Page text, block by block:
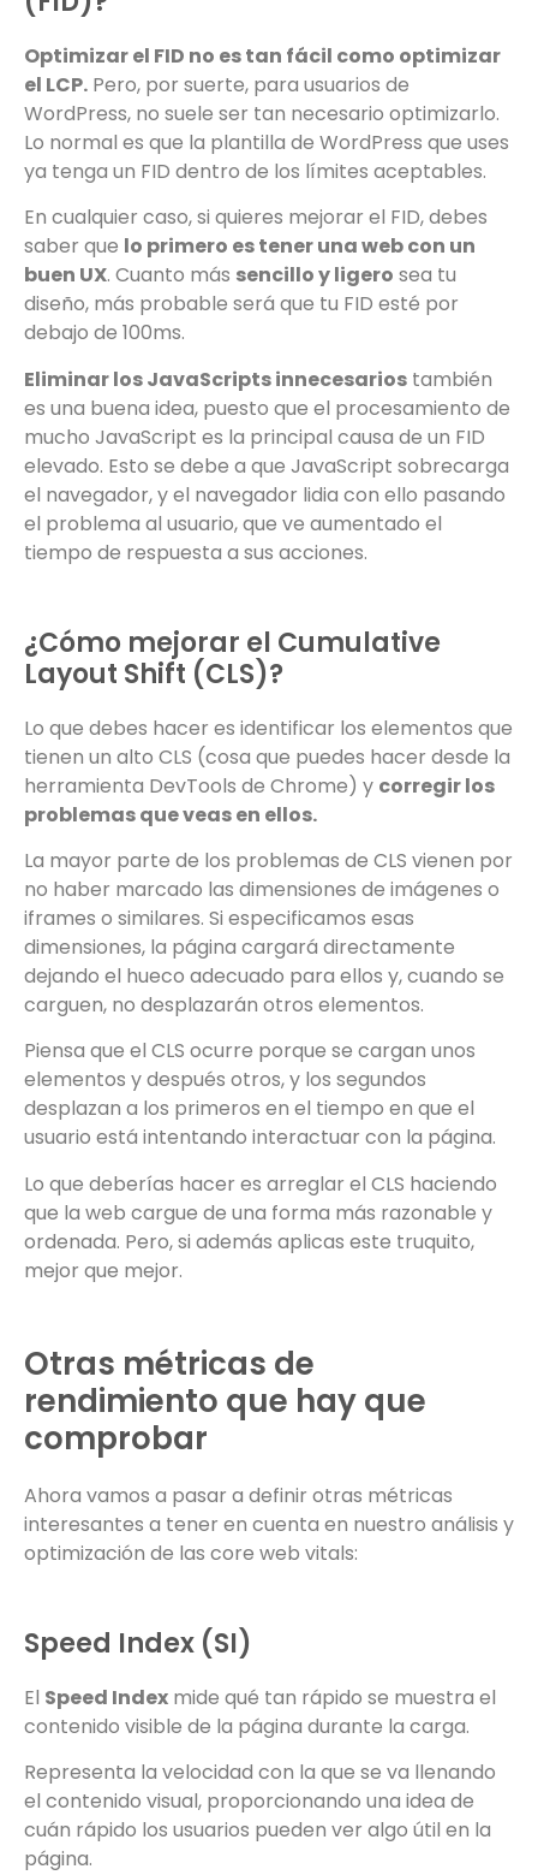
Optimizar el FID no es tan fácil como optimizar
el LCP. Pero, por suerte, para usuarios de
WordPress, no suele ser tan necesario optimizarlo.
Lo normal es que la plantilla de WordPress que uses
ya tenga un FID dentro de los límites aceptables.
En cualquier caso, si quieres mejorar el FID, debes
saber que lo primero es tener una web con un
buen UX. Cuanto más sencillo y ligero sea tu
diseño, más probable será que tu FID esté por
debajo de 100ms.
Eliminar los JavaScripts innecesarios también
es una buena idea, puesto que el procesamiento de
mucho JavaScript es la principal causa de un FID
elevado. Esto se debe a que JavaScript sobrecarga
el navegador, y el navegador lidia con ello pasando
el problema al usuario, que ve aumentado el
tiempo de respuesta a sus acciones.
¿Cómo mejorar el Cumulative
Layout Shift (CLS)?
Lo que debes hacer es identificar los elementos que
tienen un alto CLS (cosa que puedes hacer desde la
herramienta DevTools de Chrome) y corregir los
problemas que veas en ellos.
La mayor parte de los problemas de CLS vienen por
no haber marcado las dimensiones de imágenes o
iframes o similares. Si especificamos esas
dimensiones, la página cargará directamente
dejando el hueco adecuado para ellos y, cuando se
carguen, no desplazarán otros elementos.
Piensa que el CLS ocurre porque se cargan unos
elementos y después otros, y los segundos
desplazan a los primeros en el tiempo en que el
usuario está intentando interactuar con la página.
Lo que deberías hacer es arreglar el CLS haciendo
que la web cargue de una forma más razonable y
ordenada. Pero, si además aplicas este truquito,
mejor que mejor.
Otras métricas de
rendimiento que hay que
comprobar
Ahora vamos a pasar a definir otras métricas
interesantes a tener en cuenta en nuestro análisis y
optimización de las core web vitals:
Speed Index (SI)
El Speed Index mide qué tan rápido se muestra el
contenido visible de la página durante la carga.
Representa la velocidad con la que se va llenando
el contenido visual, proporcionando una idea de
cuán rápido los usuarios pueden ver algo útil en la
página.